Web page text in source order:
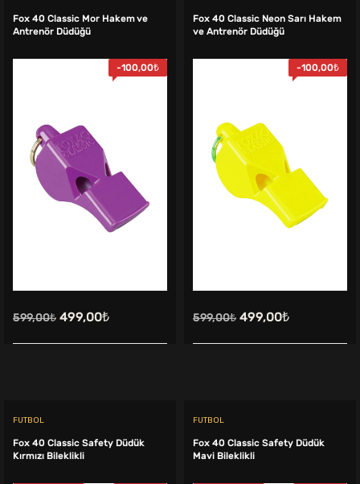
Fox 40 Classic Mor Hakem ve
Antrenör Düdüğü
-100,00₺
599,00₺ Orijinal
499,00₺Şu
Fox 40 Classic Neon Sarı Hakem
ve Antrenör Düdüğü
-100,00₺
599,00₺ Orijinal
499,00₺Şu
FUTBOL
Fox 40 Classic Safety Düdük
Kırmızı Bileklikli
FUTBOL
Fox 40 Classic Safety Düdük
Mavi Bileklikli